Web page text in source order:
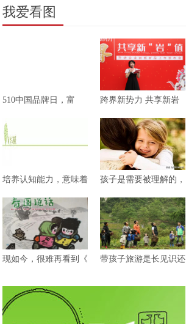
我爱看图
510中国品牌日，富 跨界新势力 共享新岩
培养认知能力，意味着 孩子是需要被理解的，
现如今，很难再看到《 带孩子旅游是长见识还